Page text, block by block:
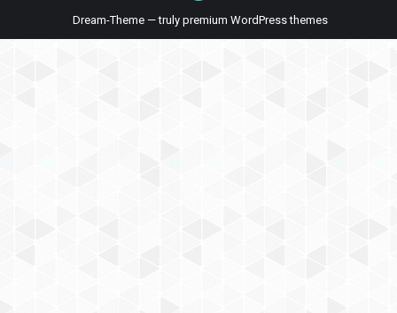
Dream-Theme — truly premium WordPress themes